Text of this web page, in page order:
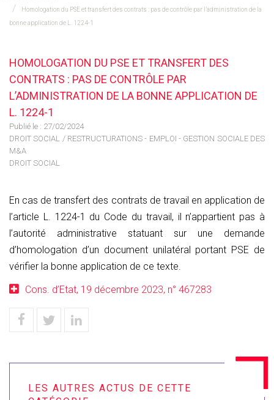
Homologation du PSE et transfert des contrats : pas de contrôle par l’administration de la
bonne application de L. 1224-1
HOMOLOGATION DU PSE ET TRANSFERT DES
CONTRATS : PAS DE CONTRÔLE PAR
L’ADMINISTRATION DE LA BONNE APPLICATION DE
L. 1224-1
Publié le : 27/02/2024
DROIT SOCIAL / RESTRUCTURATIONS - EMPLOI - GESTION SOCIALE DES
M&A
DROIT SOCIAL
En cas de transfert des contrats de travail en application de
l’article L. 1224-1 du Code du travail, il n’appartient pas à
l’autorité administrative statuant sur une demande
d’homologation d’un document unilatéral portant PSE de
vérifier la bonne application de ce texte.
Cons. d’Etat, 19 décembre 2023, n° 467283